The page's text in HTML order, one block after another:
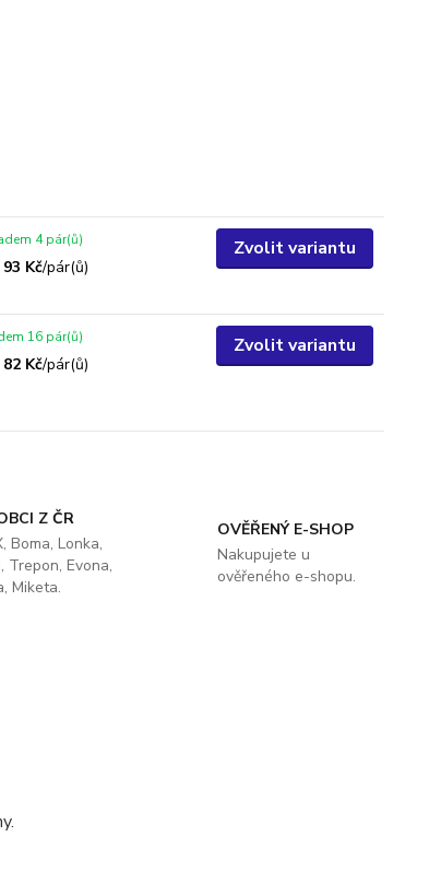
93 Kč/pár(ů)
4 pár(ů) Zvolit variantu
82 Kč/pár(ů)
16 pár(ů) Zvolit variantu
Z ČR
Boma, Lonka,
Trepon, Evona,
Miketa.
OVĚŘENÝ E-SHOP
Nakupujete u
ověřeného e-shopu.